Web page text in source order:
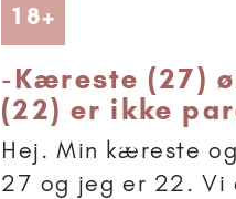
18+
-Kæreste (27)
(22) er ikke
Hej. Min kæreste
27 og jeg er 22. Vi